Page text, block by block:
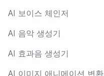
AI 보이스 체인저
AI 음악 생성기
AI 효과음 생성기
AI 이미지 애니메이션 변환